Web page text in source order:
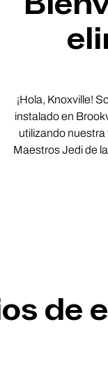
¡Hola, Knoxville!
instalado en
utilizando
Maestros Jedi de
de